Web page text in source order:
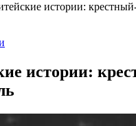
истории:
истории: